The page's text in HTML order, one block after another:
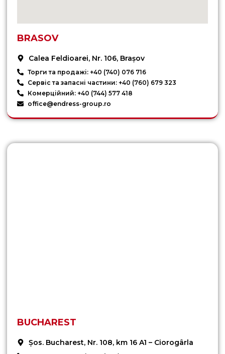
BRASOV
Calea Feldioarei, Nr. 106, Brașov
Торги та продажі: +40 (740) 076 716
Сервіс та запасні частини: +40 (760) 679 323
Комерційний: +40 (744) 577 418
office@endress-group.ro
BUCHAREST
Șos. Bucharest, Nr. 108, km 16 A1 – Ciorogârla